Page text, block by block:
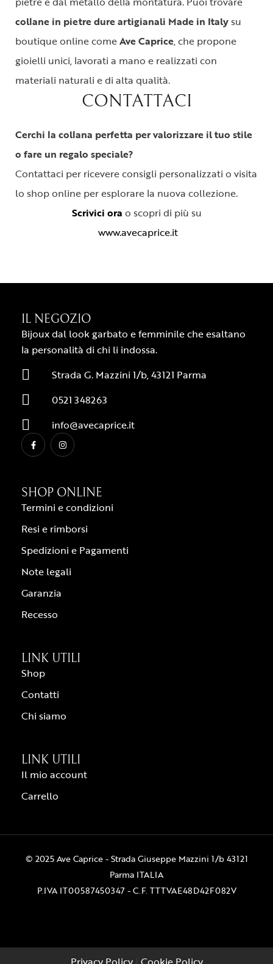
collane in pietre dure artigianali Made in Italysu
boutique online comeAve Caprice, che propone
gioielli unici, lavorati a mano e realizzati con
materiali naturali e di alta qualità.
CONTATTACI
Cerchi la collana perfetta per valorizzare il tuo stile
o fare un regalo speciale?
Contattaci per ricevere consigli personalizzati o visita
lo shop online per esplorare la nuova collezione.
Scrivici ora o scopri di più su
www.avecaprice.it
IL NEGOZIO
Bijoux dal look garbato e femminile che esaltano
la personalità di chi li indossa.
Strada G. Mazzini 1/b, 43121 Parma
0521 348263
info@avecaprice.it
SHOP ONLINE
Termini e condizioni
Resi e rimborsi
Spedizioni e Pagamenti
Note legali
Garanzia
Recesso
LINK UTILI
Shop
Contatti
Chi siamo
LINK UTILI
Il mio account
Carrello
© 2025 Ave Caprice - Strada Giuseppe Mazzini 1/b 43121
Parma ITALIA
P.IVA IT00587450347 - C.F. TTTVAE48D42F082V